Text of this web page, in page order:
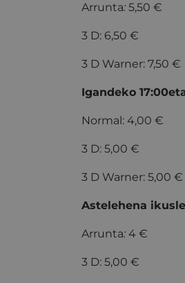
Arrunta: 5,50 €
3 D: 6,50 €
3 D Warner: 7,50 €
Igandeko
Normal: 4,00 €
3 D: 5,00 €
3 D Warner: 5,00 €
Astelehena
Arrunta: 4 €
3 D: 5,00 €